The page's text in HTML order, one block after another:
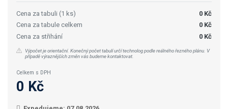
Cena za tabuli (1 ks)
0 Kč
Cena za tabule celkem
0 Kč
Cena za střihání
0 Kč
Výpočet je orientační. Konečný počet tabulí určí technolog podle reálného řezného plánu. V
případě výraznějších změn vás budeme kontaktovat.
Celkem s DPH
0 Kč